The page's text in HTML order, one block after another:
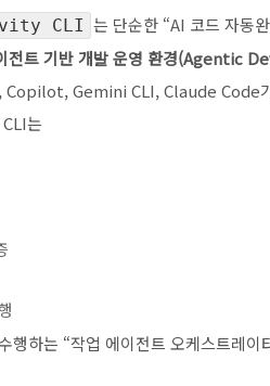
CLI 는 단순한 “AI 코드 자동
전트 기반 개발 운영 환경(Agentic
Copilot, Gemini CLI, Claude Code
는
행하는 “작업 에이전트 오케스트레이